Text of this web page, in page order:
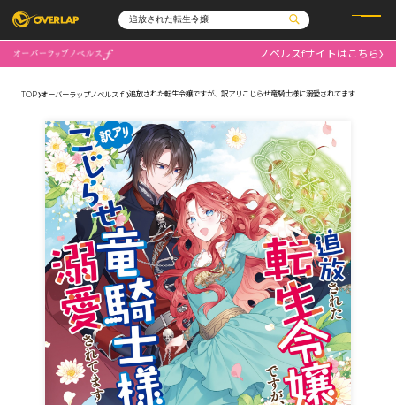
コミックガルド
コミッククリエ
文庫
ノベルス
その他
コミックエッセイ
ポケットモンスター
アニメ
ゲーム
通販・NEWS
OVERLAP STORE
オーバーラップ広報室
企業
会社概要
採用情報
アクセス
オーバーラップホールディングス
お問い合わせはこちら
オーバーラップ文庫
オーバーラップノベルス
オーバーラップノベルスf
ノベルスfサイトはこちら
TOP オーバーラップノベルスｆ 追放された転生令嬢ですが、訳アリこじらせ竜騎士様に溺愛されてます